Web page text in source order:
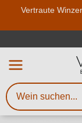
Vertraute
Sie